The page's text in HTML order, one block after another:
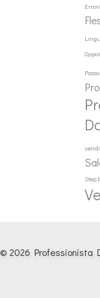
Errori
Passo
Step
© 2026 Professionista